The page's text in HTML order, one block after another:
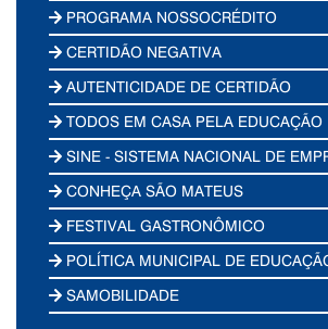
PROGRAMA NOSSOCRÉDITO
CERTIDÃO NEGATIVA
AUTENTICIDADE DE CERTIDÃO
TODOS EM CASA PELA EDUCAÇÃO
SINE - SISTEMA NACIONAL DE
CONHEÇA SÃO MATEUS
FESTIVAL GASTRONÔMICO
POLÍTICA MUNICIPAL DE
SAMOBILIDADE